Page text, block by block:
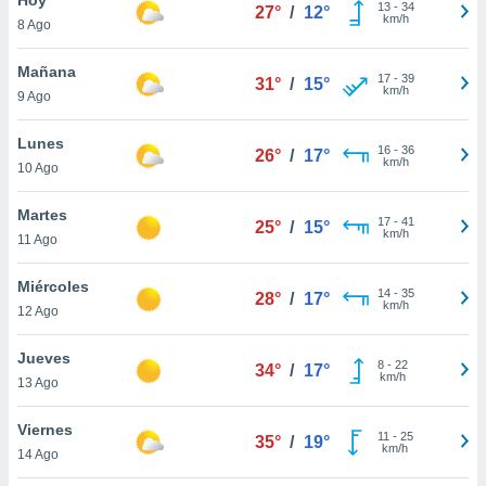
en
más
nuestra
de
cookies
aceptar
8 Ago
27° / 12° 13- 34
km/h
Mañana
9 Ago
31° / 15° 17- 39
km/h
Lunes
10 Ago
26° / 17° 16- 36
km/h
Martes
11 Ago
25° / 15° 17- 41
km/h
Miércoles
12 Ago
28° / 17° 14- 35
km/h
Jueves
13 Ago
34° / 17° 8- 22
km/h
Viernes
14 Ago
35° / 19° 11 - 25
km/h